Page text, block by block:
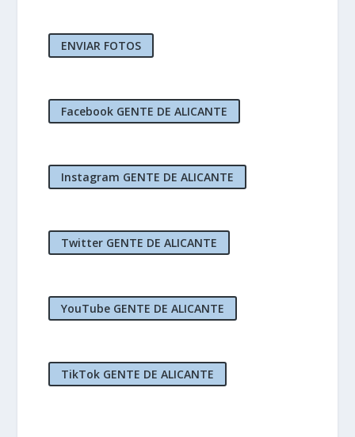
ENVIAR FOTOS
Facebook GENTE DE ALICANTE
Instagram GENTE DE ALICANTE
Twitter GENTE DE ALICANTE
YouTube GENTE DE ALICANTE
TikTok GENTE DE ALICANTE